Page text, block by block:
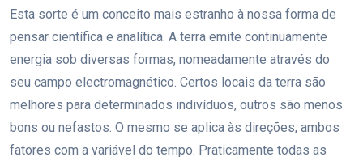
Esta sorte é um conceito mais estranho à nossa forma de
pensar científica e analítica. A terra emite continuamente
energia sob diversas formas, nomeadamente através do
seu campo electromagnético. Certos locais da terra são
melhores para determinados indivíduos, outros são menos
bons ou nefastos. O mesmo se aplica às direções, ambos
fatores com a variável do tempo. Praticamente todas as